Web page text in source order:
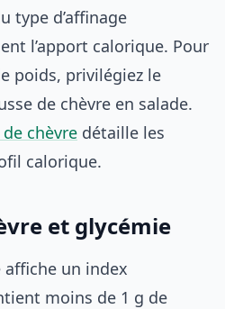
type d’affinage
l’apport calorique. Pour
poids, privilégiez le
de chèvre en salade.
chèvre détaille les
calorique.
et glycémie
affiche un index
moins de 1 g de